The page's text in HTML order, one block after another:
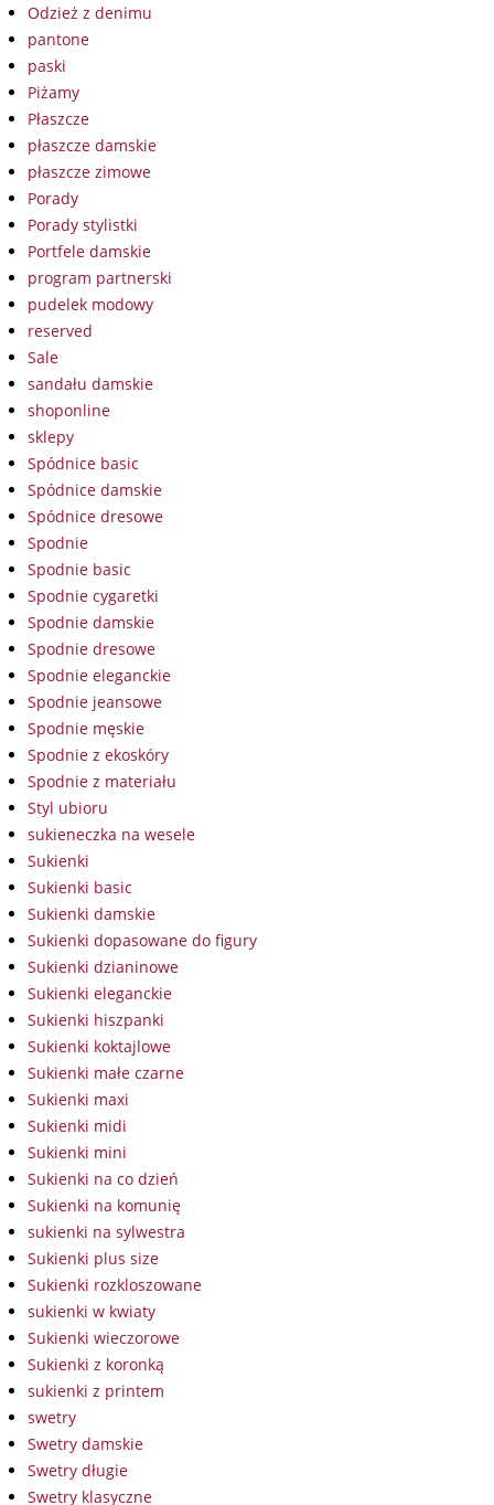
Odzież z denimu
pantone
paski
Piżamy
Płaszcze
płaszcze damskie
płaszcze zimowe
Porady
Porady stylistki
Portfele damskie
program partnerski
pudelek modowy
reserved
Sale
sandału damskie
shoponline
sklepy
Spódnice basic
Spódnice damskie
Spódnice dresowe
Spodnie
Spodnie basic
Spodnie cygaretki
Spodnie damskie
Spodnie dresowe
Spodnie eleganckie
Spodnie jeansowe
Spodnie męskie
Spodnie z ekoskóry
Spodnie z materiału
Styl ubioru
sukieneczka na wesele
Sukienki
Sukienki basic
Sukienki damskie
Sukienki dopasowane do figury
Sukienki dzianinowe
Sukienki eleganckie
Sukienki hiszpanki
Sukienki koktajlowe
Sukienki małe czarne
Sukienki maxi
Sukienki midi
Sukienki mini
Sukienki na co dzień
Sukienki na komunię
sukienki na sylwestra
Sukienki plus size
Sukienki rozkloszowane
sukienki w kwiaty
Sukienki wieczorowe
Sukienki z koronką
sukienki z printem
swetry
Swetry damskie
Swetry długie
Swetry klasyczne